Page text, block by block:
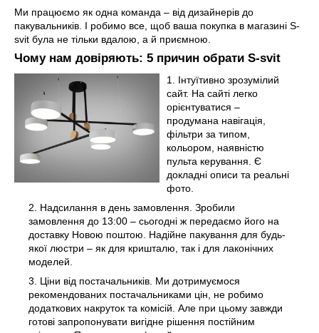
Ми працюємо як одна команда – від дизайнерів до
пакувальників. І робимо все, щоб ваша покупка в магазині S-
svit була не тільки вдалою, а й приємною.
Чому нам довіряють: 5 причин обрати S-svit
Інтуїтивно зрозумілий
сайт. На сайті легко
орієнтуватися –
продумана навігація,
фільтри за типом,
кольором, наявністю
пульта керування. Є
докладні описи та реальні
фото.
Надсилання в день замовлення. Зробили
замовлення до 13:00 – сьогодні ж передаємо його на
доставку Новою поштою. Надійне пакування для будь-
якої люстри – як для кришталю, так і для лаконічних
моделей.
Ціни від постачальників. Ми дотримуємося
рекомендованих постачальниками цін, не робимо
додаткових накруток та комісій. Але при цьому завжди
готові запропонувати вигідне рішення постійним